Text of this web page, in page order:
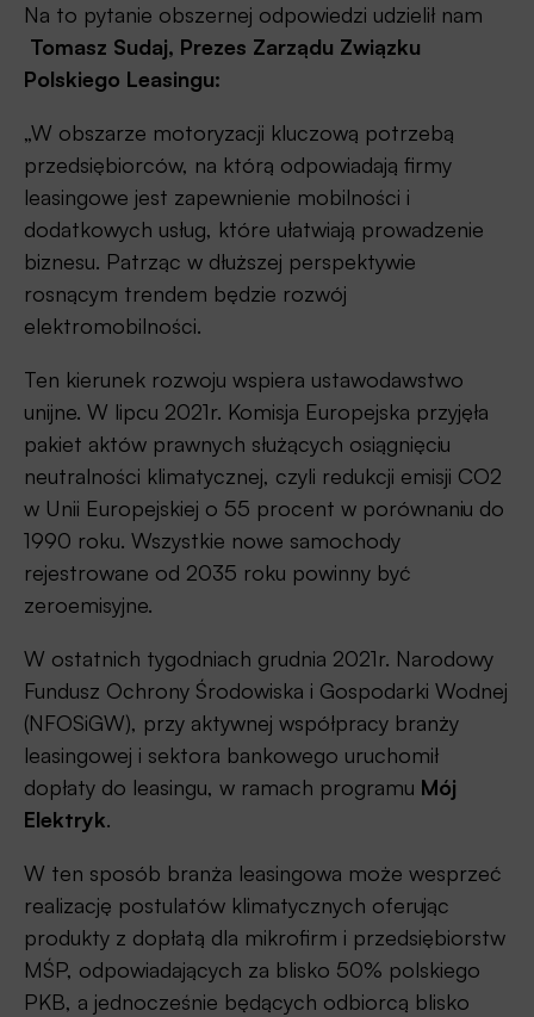
Na to pytanie obszernej odpowiedzi udzielił nam
Tomasz Sudaj, Prezes Zarządu Związku
Polskiego Leasingu:
„W obszarze motoryzacji kluczową potrzebą
przedsiębiorców, na którą odpowiadają firmy
leasingowe jest zapewnienie mobilności i
dodatkowych usług, które ułatwiają prowadzenie
biznesu. Patrząc w dłuższej perspektywie
rosnącym trendem będzie rozwój
elektromobilności.
Ten kierunek rozwoju wspiera ustawodawstwo
unijne. W lipcu 2021r. Komisja Europejska przyjęła
pakiet aktów prawnych służących osiągnięciu
neutralności klimatycznej, czyli redukcji emisji CO2
w Unii Europejskiej o 55 procent w porównaniu do
1990 roku. Wszystkie nowe samochody
rejestrowane od 2035 roku powinny być
zeroemisyjne.
W ostatnich tygodniach grudnia 2021r. Narodowy
Fundusz Ochrony Środowiska i Gospodarki Wodnej
(NFOSiGW), przy aktywnej współpracy branży
leasingowej i sektora bankowego uruchomił
dopłaty do leasingu, w ramach programu Mój
Elektryk.
W ten sposób branża leasingowa może wesprzeć
realizację postulatów klimatycznych oferując
produkty z dopłatą dla mikrofirm i przedsiębiorstw
MŚP, odpowiadających za blisko 50% polskiego
PKB, a jednocześnie będących odbiorcą blisko